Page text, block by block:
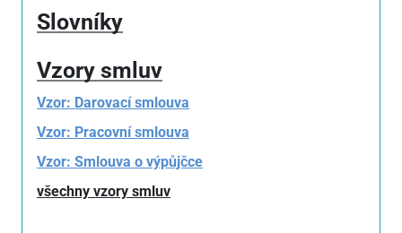
Slovníky
Vzory smluv
Vzor: Darovací smlouva
Vzor: Pracovní smlouva
Vzor: Smlouva o výpůjčce
všechny vzory smluv